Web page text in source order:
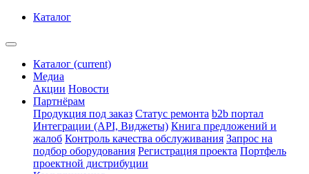
Каталог
Каталог (current)
Медиа
Акции Новости
Партнёрам
Продукция под заказ Статус ремонта b2b портал
Интеграции (API, Виджеты) Книга предложений и
жалоб Контроль качества обслуживания Запрос на
подбор оборудования Регистрация проекта Портфель
проектной дистрибуции